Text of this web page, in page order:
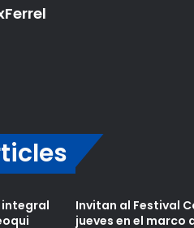
Invitan al Festival
jueves en el marco